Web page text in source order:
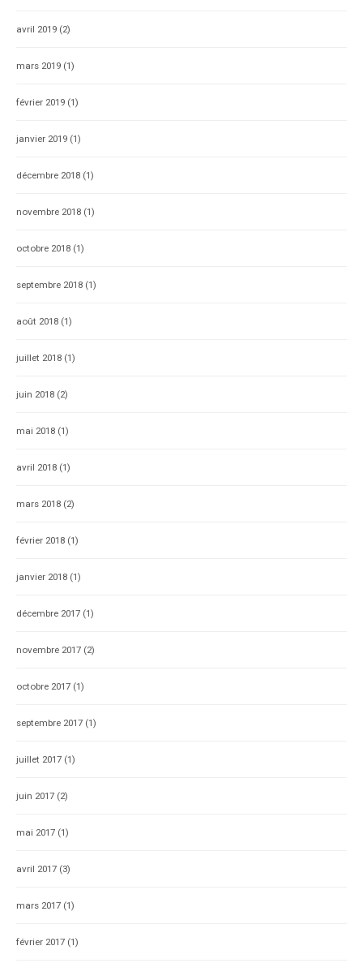
avril 2019 (2)
mars 2019 (1)
février 2019 (1)
janvier 2019 (1)
décembre 2018 (1)
novembre 2018 (1)
octobre 2018 (1)
septembre 2018 (1)
août 2018 (1)
juillet 2018 (1)
juin 2018 (2)
mai 2018 (1)
avril 2018 (1)
mars 2018 (2)
février 2018 (1)
janvier 2018 (1)
décembre 2017 (1)
novembre 2017 (2)
octobre 2017 (1)
septembre 2017 (1)
juillet 2017 (1)
juin 2017 (2)
mai 2017 (1)
avril 2017 (3)
mars 2017 (1)
février 2017 (1)